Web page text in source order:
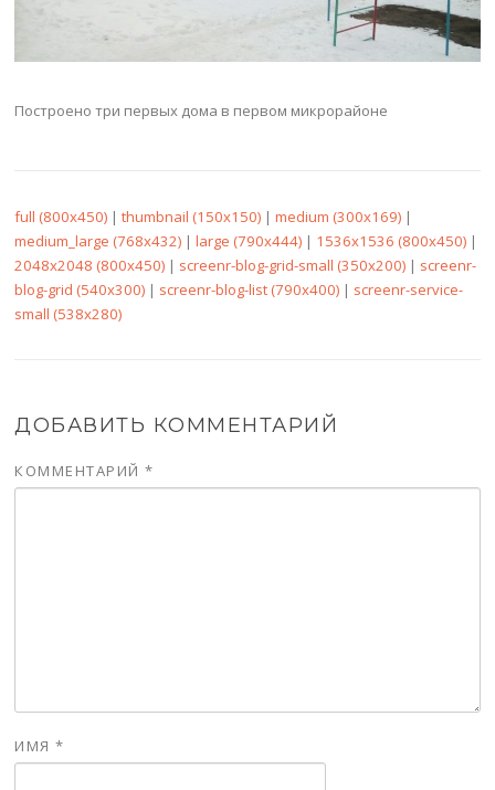
Построено три первых дома в первом микрорайоне
full (800x450) |thumbnail (150x150) |medium (300x169) |
medium_large (768x432) |large (790x444) | 1536x1536 (800x450) |
2048x2048 (800x450) | screenr-blog-grid-small (350x200) | screenr-
blog-grid (540x300) | screenr-blog-list (790x400) | screenr-service-
small (538x280)
ДОБАВИТЬ КОММЕНТАРИЙ
КОММЕНТАРИЙ*
ИМЯ*